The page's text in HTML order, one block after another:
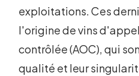
exploitations. Ces
l'origine de vins
contrôlée (AOC), qui
qualité et leur